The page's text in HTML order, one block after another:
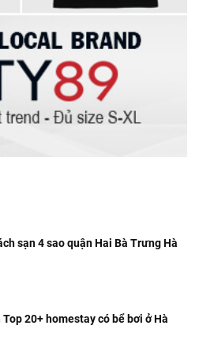
sạn 4 sao quận Hai Bà Trưng Hà
Top 20+ homestay có bể bơi ở Hà